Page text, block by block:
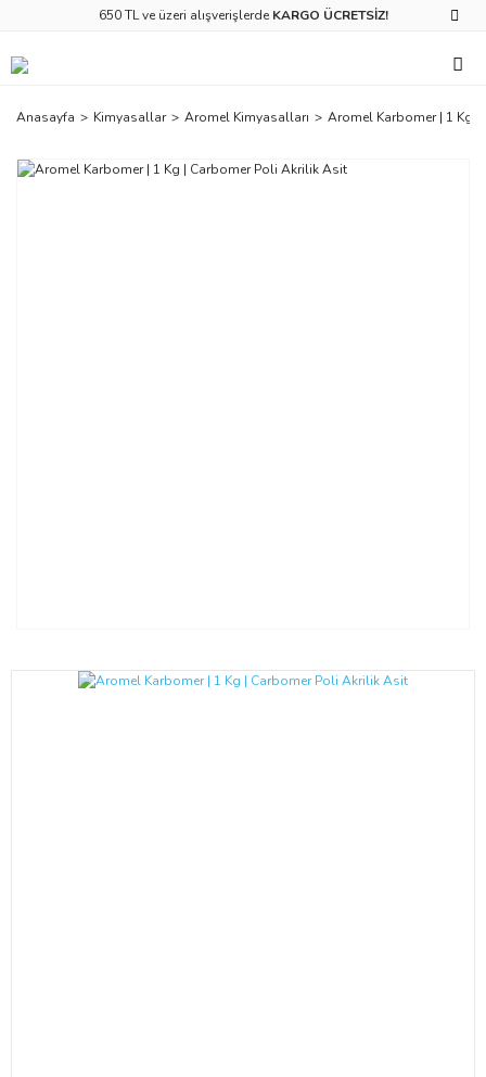
650 TL ve üzeri alışverişlerde KARGO ÜCRETSİZ!
Anasayfa Kimyasallar Aromel Kimyasalları Aromel Karbomer | 1 Kg